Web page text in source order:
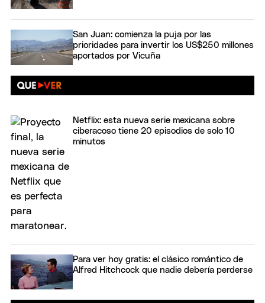
San Juan: comienza la puja por las
prioridades para invertir los US$250 millones
aportados por Vicuña
Netflix: esta nueva serie mexicana sobre
ciberacoso tiene 20 episodios de solo 10
minutos
Para ver hoy gratis: el clásico romántico de
Alfred Hitchcock que nadie debería perderse